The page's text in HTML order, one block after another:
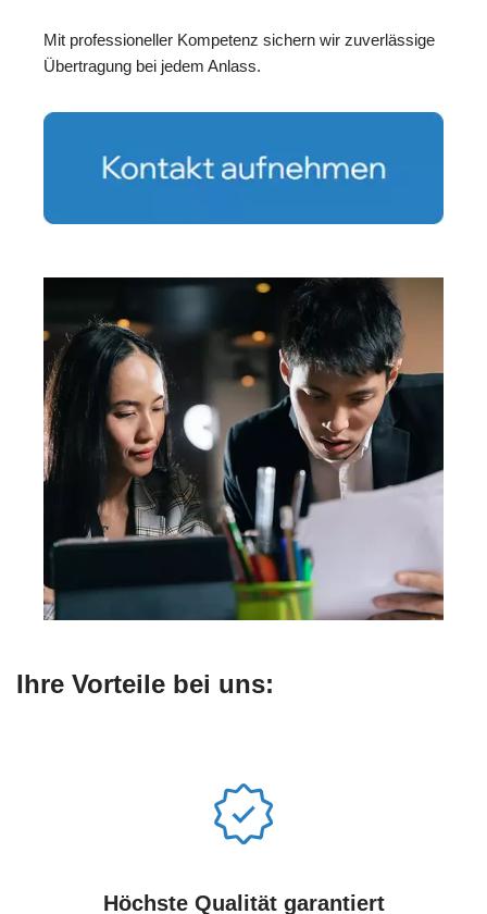
Mit professioneller Kompetenz sichern wir zuverlässige
Übertragung bei jedem Anlass.
Ihre Vorteile bei uns:
Höchste Qualität garantiert